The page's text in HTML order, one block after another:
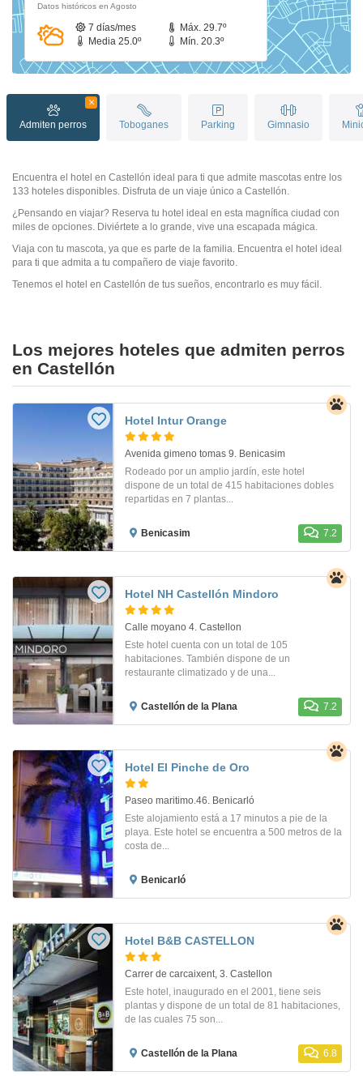
Datos históricos en Agosto
7 días/mes
Máx. 29.7º
Media 25.0º
Mín. 20.3º
Admiten perros Toboganes Parking Gimnasio
Encuentra el hotel en Castellón ideal para ti que admite mascotas entre los
133 hoteles disponibles. Disfruta de un viaje único a Castellón.
¿Pensando en viajar? Reserva tu hotel ideal en esta magnífica ciudad con
miles de opciones. Diviértete a lo grande, vive una escapada mágica.
Viaja con tu mascota, ya que es parte de la familia. Encuentra el hotel ideal
para ti que admita a tu compañero de viaje favorito.
Tenemos el hotel en Castellón de tus sueños, encontrarlo es muy fácil.
Los mejores hoteles que admiten perros
en Castellón
Hotel Intur Orange
Avenida gimeno tomas 9. Benicasim
Rodeado por un amplio jardín, este hotel
dispone de un total de 415 habitaciones dobles
repartidas en 7 plantas...
Benicasim 7.2
Hotel NH Castellón Mindoro
Calle moyano 4. Castellon
Este hotel cuenta con un total de 105
habitaciones. También dispone de un
restaurante climatizado y de una...
Castellón de la Plana 7.2
Hotel El Pinche de Oro
Paseo maritimo.46. Benicarló
Este alojamiento está a 17 minutos a pie de la
playa. Este hotel se encuentra a 500 metros de la
costa de...
Benicarló
Hotel B&B CASTELLON
Carrer de carcaixent, 3. Castellon
Este hotel, inaugurado en el 2001, tiene seis
plantas y dispone de un total de 81 habitaciones,
de las cuales 75 son...
Castellón de la Plana 6.8